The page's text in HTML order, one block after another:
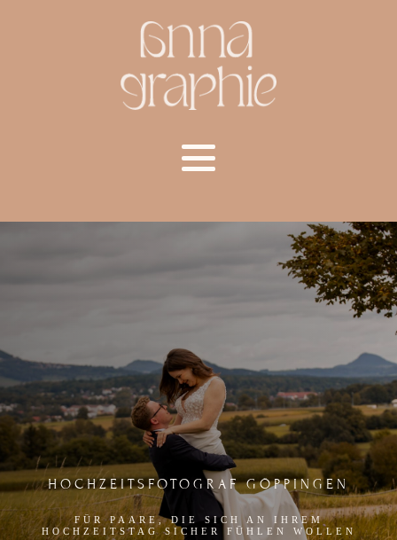
HOCHZEITSFOTOGRAF GÖPPINGEN
FÜR PAARE, DIE SICH AN IHREM
HOCHZEITSTAG SICHER FÜHLEN WOLLEN